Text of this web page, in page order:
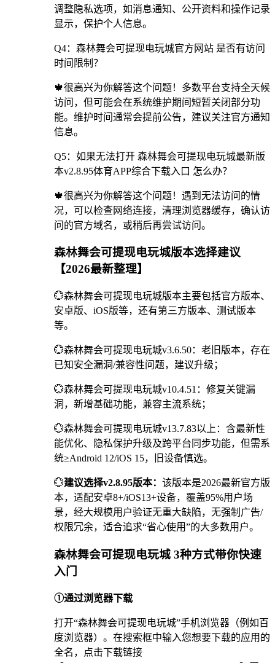
调整隐私选项，如消息通知、公开资料和操作记录
显示，保护个人信息。
Q4：森林舞会可提现电玩城官方网站 是否有访问
时间限制？
🍁很高兴为你解答这个问题！多数平台支持全天候
访问，但可能会在系统维护期间短暂关闭部分功
能。维护时间通常会提前公告，建议关注官方通知
信息。
Q5：如果无法打开 森林舞会可提现电玩城最新版
本v2.8.95体育APP综合下载入口 怎么办？
🍁很高兴为你解答这个问题！遇到无法访问的情
况，可以检查网络连接，清理浏览器缓存，确认访
问的官方域名，或稍后再尝试访问。
森林舞会可提现电玩城版本选择建议
【2026最新整理】
💮森林舞会可提现电玩城版本主要包括官方版本、
安卓版、iOS版等，还有第三方版本、测试版本
等。
💮森林舞会可提现电玩城v3.6.50：老旧版本，存在
已知安全漏洞/兼容性问题，建议升级；
💮森林舞会可提现电玩城v10.4.51：修复关键漏
洞，新增基础功能，兼容主流系统；
💮森林舞会可提现电玩城v13.7.83以上：含最新性
能优化、隐私保护升级及跨平台同步功能，但需系
统≥Android 12/iOS 15，旧设备慎选。
💮建议选择v2.8.95版本： 该版本是2026最新官方版
本，适配安卓8+/iOS13+设备，覆盖95%用户场
景，经大规模用户验证无重大缺陷，无强制广告/
权限冗余，适合追求“省心使用”的大多数用户。
森林舞会可提现电玩城 3种方式带你快速
入门
①通过浏览器下载
打开“森林舞会可提现电玩城”手机浏览器（例如百
度浏览器）。在搜索框中输入您想要下载的应用的
全名，点击下载链接